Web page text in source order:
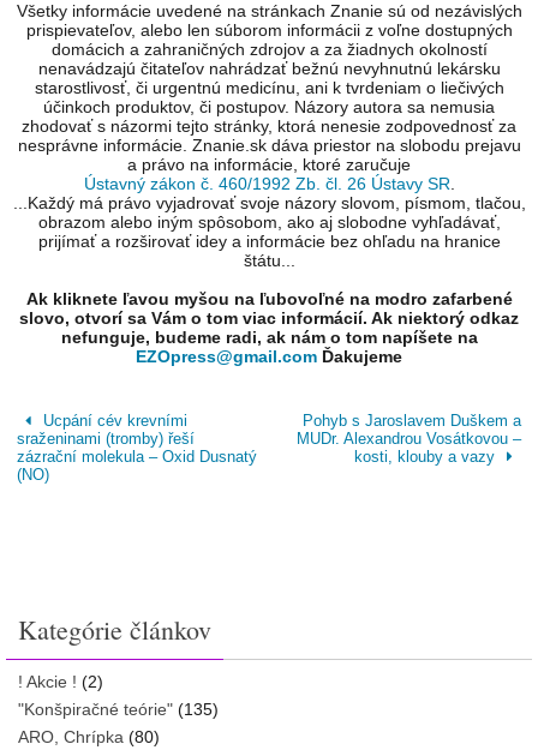
Všetky informácie uvedené na stránkach Znanie sú od nezávislých
prispievateľov, alebo len súborom informácii z voľne dostupných
domácich a zahraničných zdrojov a za žiadnych okolností
nenavádzajú čitateľov nahrádzať bežnú nevyhnutnú lekársku
starostlivosť, či urgentnú medicínu, ani k tvrdeniam o liečivých
účinkoch produktov, či postupov. Názory autora sa nemusia
zhodovať s názormi tejto stránky, ktorá nenesie zodpovednosť za
nesprávne informácie. Znanie.sk dáva priestor na slobodu prejavu
a právo na informácie, ktoré zaručuje
Ústavný zákon č. 460/1992 Zb. čl. 26 Ústavy SR
...Každý má právo vyjadrovať svoje názory slovom, písmom, tlačou,
obrazom alebo iným spôsobom, ako aj slobodne vyhľadávať,
prijímať a rozširovať idey a informácie bez ohľadu na hranice
štátu...
Ak kliknete ľavou myšou na ľubovoľné na modro zafarbené
slovo, otvorí sa Vám o tom viac informácií. Ak niektorý odkaz
nefunguje, budeme radi, ak nám o tom napíšete na
EZOpress@gmail.com Ďakujeme
Ucpání cév krevními
sraženinami (tromby) řeší
zázrační molekula – Oxid Dusnatý
(NO)
Pohyb s Jaroslavem Duškem a
MUDr. Alexandrou Vosátkovou –
kosti, klouby a vazy
Kategórie článkov
! Akcie ! (2)
"Konšpiračné teórie" (135)
ARO, Chrípka (80)